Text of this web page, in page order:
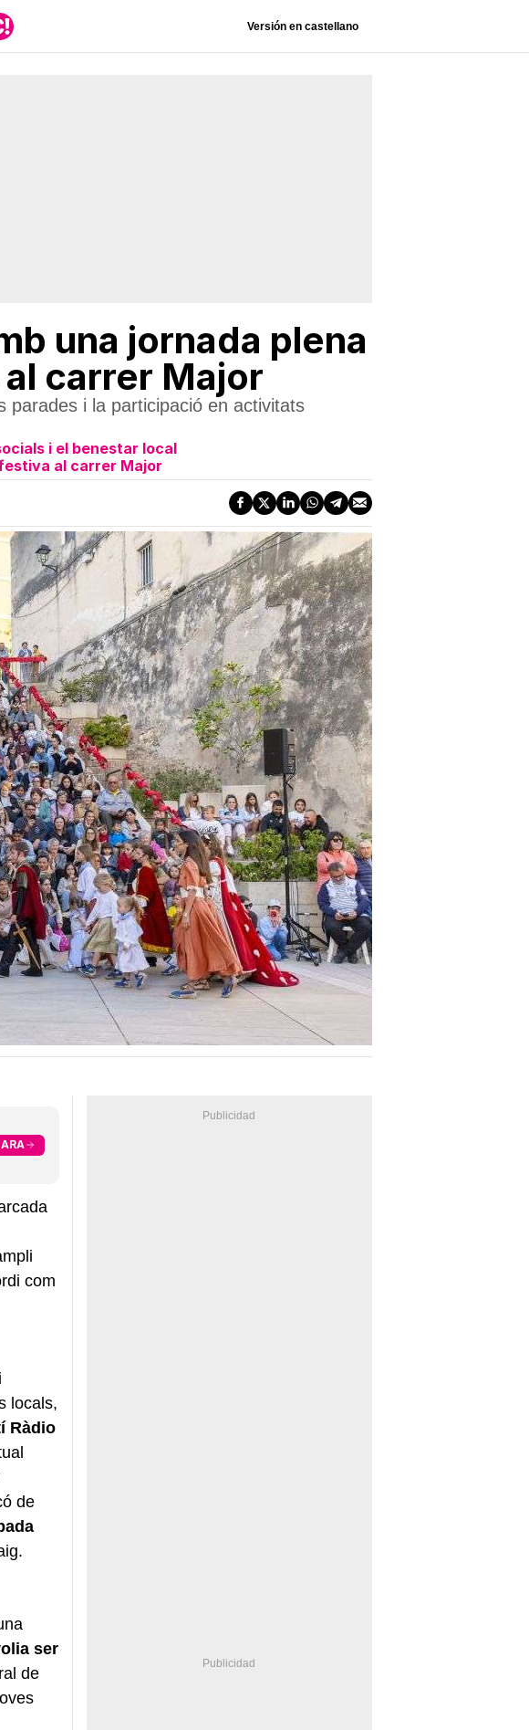
Versión en castellano
una jornada plena
carrer Major
parades i la participació en activitats
i el benestar local
al carrer Major
com
locals,
Ràdio
de
ser
de